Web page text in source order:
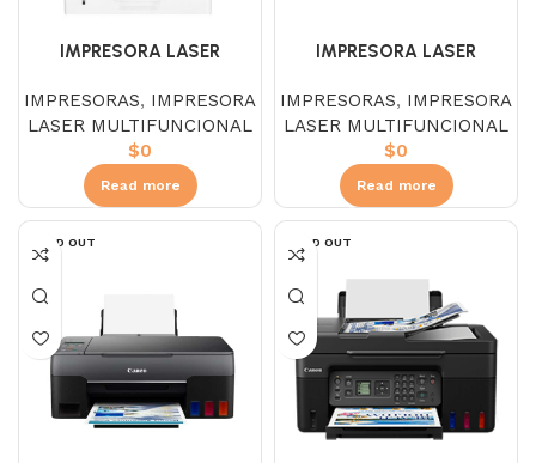
IMPRESORA LASER
IM430F
IMPRESORAS, IMPRESORA
LASER MULTIFUNCIONAL
$0
Read more
IMPRESORA LASER
M320F
IMPRESORAS, IMPRESORA
LASER MULTIFUNCIONAL
$0
Read more
SOLD OUT SOLD OUT